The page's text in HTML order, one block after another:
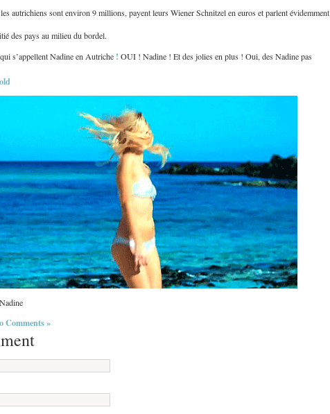
autrichiens sont environ 9 millions, payent leurs Wiener Schnitzel en euros et parlent évidemment
des pays au milieu du bordel.
s’appellent Nadine en Autriche ! OUI ! Nadine ! Et des jolies en plus ! Oui, des Nadine pas
Comments »